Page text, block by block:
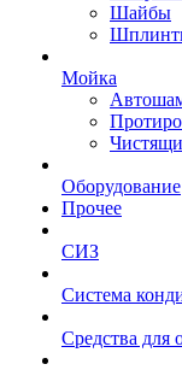
Шайбы
Мойка
Оборудование
Прочее
СИЗ
Система
Средства для